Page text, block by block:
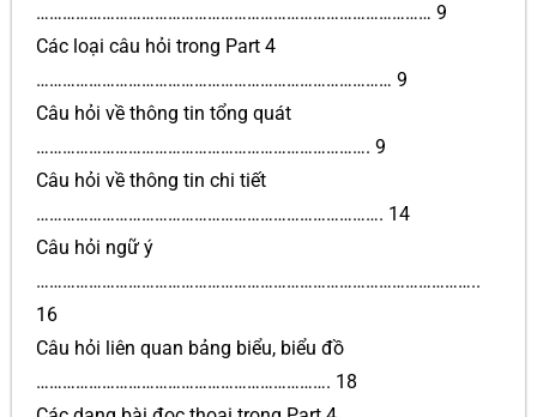
……………………………………………………………………………… 9
Các loại câu hỏi trong Part 4
……………………………………………………………………… 9
Câu hỏi về thông tin tổng quát
…………………………………………………………………. 9
Câu hỏi về thông tin chi tiết
……………………………………………………………………. 14
Câu hỏi ngữ ý
………………………………………………………………………………………..
16
Câu hỏi liên quan bảng biểu, biểu đồ
…………………………………………………………. 18